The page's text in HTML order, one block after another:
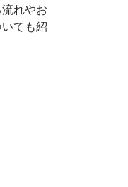
れやお
ても紹